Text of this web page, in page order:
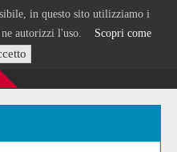
in questo sito utilizziamo i
ne autorizzi l'uso. Scopri come